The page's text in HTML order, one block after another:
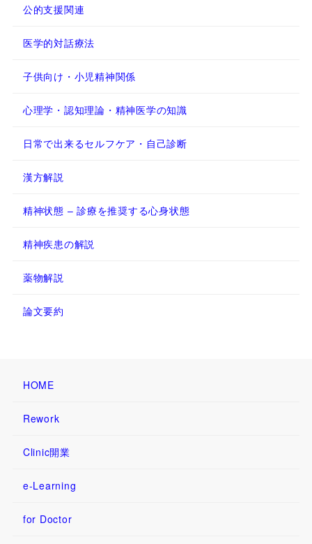
公的支援関連
医学的対話療法
子供向け・小児精神関係
心理学・認知理論・精神医学の知識
日常で出来るセルフケア・自己診断
漢方解説
精神状態 – 診療を推奨する心身状態
精神疾患の解説
薬物解説
論文要約
HOME
Rework
Clinic開業
e-Learning
for Doctor